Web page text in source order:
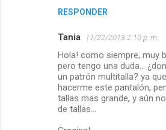
RESPONDER
Tania 11/22/2013 2:10 p. m.
Hola! como siempre, muy
pero tengo una duda...
un patrón multitalla? ya
hacerme este pantalón,
tallas mas grande, y aún
de tallas...